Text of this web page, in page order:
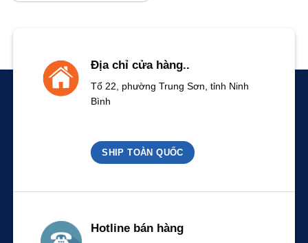
Địa chỉ cửa hàng..
Tổ 22, phường Trung Sơn, tỉnh Ninh
Bình
SHIP TOÀN QUỐC
Hotline bán hàng